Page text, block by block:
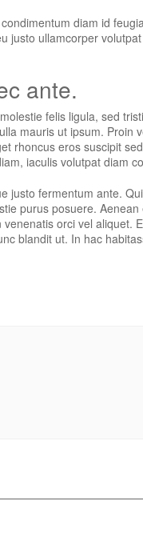
diam id
ullamcorper
ante.
felis ligula, sed
mauris ut ipsum.
rhoncus eros suscipit
iaculis volutpat diam
fermentum ante.
purus posuere.
orci vel
blandit ut. In hac